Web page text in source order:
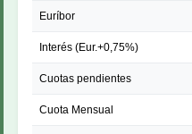
Euríbor
Interés (Eur.+0,75%)
Cuotas pendientes
Cuota Mensual